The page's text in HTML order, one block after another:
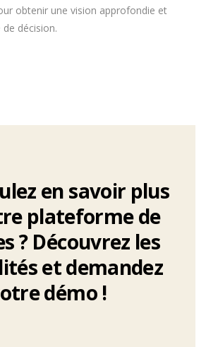
obtenir une vision approfondie et
décision.
en savoir plus
plateforme de
?Découvrez les
et demandez
démo !